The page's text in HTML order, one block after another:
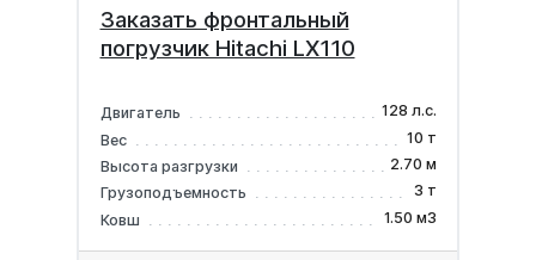
Заказать фронтальный
погрузчик Hitachi LX110
Двигатель
128 л.с.
Вес
10 т
Высота разгрузки
2.70 м
Грузоподъемность
3 т
Ковш
1.50 м3